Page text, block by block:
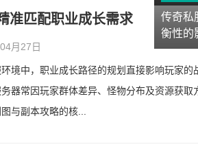
传奇私
衡性的
准匹配职业成长需求
月27日
境中，职业成长路径的规划直接影响玩家的
器常因玩家群体差异、怪物分布及资源获取
与副本攻略的核...